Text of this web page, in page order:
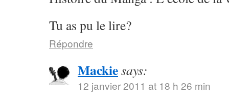
Tu as pu le lire?
Répondre
Mackiesays:
12 janvier 2011 at 18 h 26 min